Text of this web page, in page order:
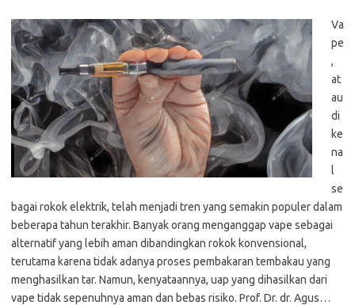
Va
pe
,
at
au
di
ke
na
l
se
bagai rokok elektrik, telah menjadi tren yang semakin populer dalam
beberapa tahun terakhir. Banyak orang menganggap vape sebagai
alternatif yang lebih aman dibandingkan rokok konvensional,
terutama karena tidak adanya proses pembakaran tembakau yang
menghasilkan tar. Namun, kenyataannya, uap yang dihasilkan dari
vape tidak sepenuhnya aman dan bebas risiko. Prof. Dr. dr. Agus…